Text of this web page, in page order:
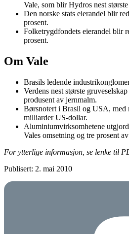
Vale, som blir Hydros nest største
Den norske stats eierandel blir
prosent.
Folketrygdfondets eierandel blir
prosent.
Om Vale
Brasils ledende
Verdens nest største
produsent av jernmalm.
Børsnotert i Brasil og USA, med
milliarder US-dollar.
Aluminiumvirksomhetene
Vales omsetning og tre prosent
For ytterlige informasjon, se lenke til
Publisert: 2. mai 2010